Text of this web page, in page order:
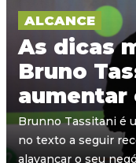
ALCANCE
As dicas
Bruno
aumentar
Brunno Tassitani é
no texto a seguir
alavancar o seu